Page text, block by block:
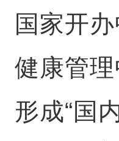
国家开办
健康管理
形成“国